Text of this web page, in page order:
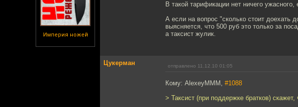
Империя ножей
В такой тарификации нет ничего
А если на вопрос "сколько стоит доехать
выясняется, что 500 руб это только за
а таксист жулик.
Цукерман отправлено 11.12.10 01:05
Кому: AlexeyMMM, #1088
> Таксист (при поддержке братков)